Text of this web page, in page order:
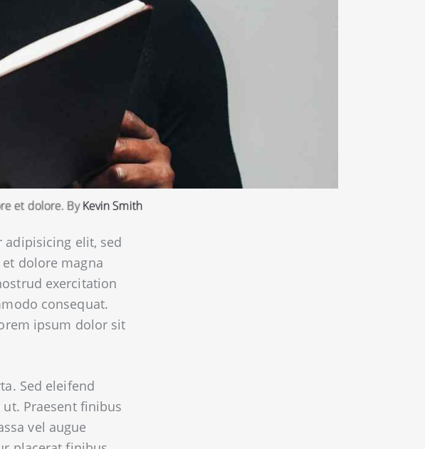
et dolore. ByKevin Smith
elit, sed
dolore magna
exercitation
consequat.
ipsum dolor sit
Sed eleifend
Praesent finibus
vel augue